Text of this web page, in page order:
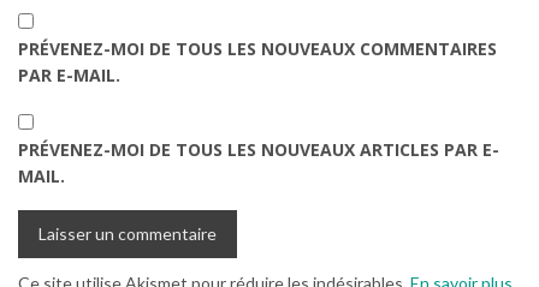
PRÉVENEZ-MOI DE TOUS LES NOUVEAUX COMMENTAIRES
PAR E-MAIL.
PRÉVENEZ-MOI DE TOUS LES NOUVEAUX ARTICLES PAR E-
MAIL.